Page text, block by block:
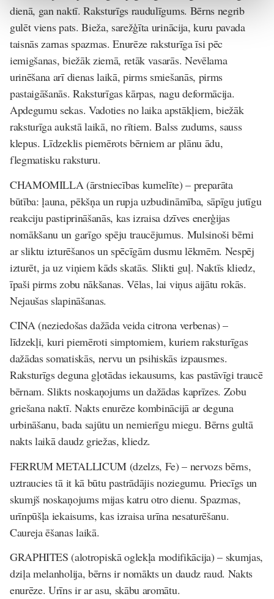
dienā, gan naktī. Raksturīgs raudulīgums. Bērns negrib
gulēt viens pats. Bieža, sarežģīta urinācija, kuru pavada
taisnās zarnas spazmas. Enurēze raksturīga īsi pēc
iemigšanas, biežāk ziemā, retāk vasarās. Nevēlama
urinēšana arī dienas laikā, pirms smiešanās, pirms
pastaigāšanās. Raksturīgas kārpas, nagu deformācija.
Apdegumu sekas. Vadoties no laika apstākļiem, biežāk
raksturīga aukstā laikā, no rītiem. Balss zudums, sauss
klepus. Līdzeklis piemērots bērniem ar plānu ādu,
flegmatisku raksturu.
CHAMOMILLA (ārstniecības kumelīte) – preparāta
būtība: ļauna, pēkšņa un rupja uzbudināmība, sāpīgu jutīgu
reakciju pastiprināšanās, kas izraisa dzīves enerģijas
nomākšanu un garīgo spēju traucējumus. Mulsinoši bērni
ar sliktu izturēšanos un spēcīgām dusmu lēkmēm. Nespēj
izturēt, ja uz viņiem kāds skatās. Slikti guļ. Naktīs kliedz,
īpaši pirms zobu nākšanas. Vēlas, lai viņus aijātu rokās.
Nejaušas slapināšanas.
CINA (neziedošas dažāda veida citrona verbenas)–
līdzekļi, kuri piemēroti simptomiem, kuriem raksturīgas
dažādas somatiskās, nervu un psihiskās izpausmes.
Raksturīgs deguna gļotādas iekausums, kas pastāvīgi traucē
bērnam. Slikts noskaņojums un dažādas kaprīzes. Zobu
griešana naktī. Nakts enurēze kombinācijā ar deguna
urbināšanu, bada sajūtu un nemierīgu miegu. Bērns gultā
nakts laikā daudz griežas, kliedz.
FERRUM METALLICUM (dzelzs, Fe) – nervozs bērns,
uztraucies tā it kā būtu pastrādājis noziegumu. Priecīgs un
skumjš noskaņojums mijas katru otro dienu. Spazmas,
urīnpūšļa iekaisums, kas izraisa urīna nesaturēšanu.
Caureja ēšanas laikā.
GRAPHITES (alotropiskāoglekļa modifikācija)– skumjas,
dziļa melanholija, bērns ir nomākts un daudz raud. Nakts
enurēze. Urīns ir ar asu, skābu aromātu.